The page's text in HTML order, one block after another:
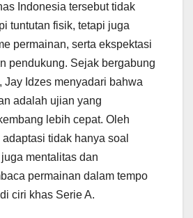
Indonesia tersebut tidak
tuntutan fisik, tetapi juga
permainan, serta ekspektasi
pendukung. Sejak bergabung
Jay Idzes menyadari bahwa
adalah ujian yang
lebih cepat. Oleh
tidak hanya soal
mentalitas dan
permainan dalam tempo
ciri khas Serie A.